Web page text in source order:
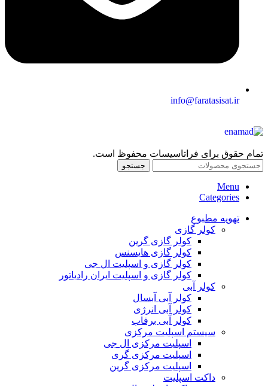
info@faratasisat.ir
تمام حقوق برای فراتاسیسات محفوظ است.
جستجو
Menu
Categories
تهویه مطبوع
کولر گازی
کولر گازی گرین
کولر گازی هایسنس
کولر گازی و اسپلیت ال جی
کولر گازی و اسپلیت ایران رادیاتور
کولر آبی
کولر آبی آبسال
کولر آبی انرژی
کولر آبی برفاب
سیستم اسپلیت مرکزی
اسپلیت مرکزی ال جی
اسپلیت مرکزی گری
اسپلیت مرکزی گرین
داکت اسپلیت